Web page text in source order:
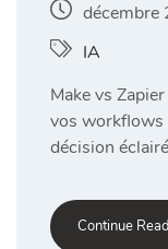
décembre
IA
Make vs
vos workflows
décision
Continue